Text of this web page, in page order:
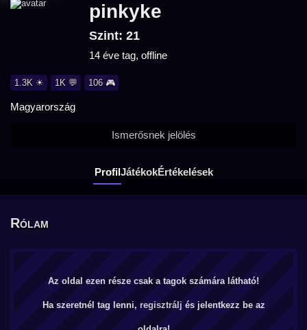
pinkyke
Szint: 21
14 éve tag, offline
1.3K ☀ 1K 💬 106 🎮
Magyarország
ProfilJátékokÉrtékelések
Ismerősnek jelölés
Rólam
Az oldal ezen része csak a tagok számára látható!
Ha szeretnél tag lenni, regisztrálj és jelentkezz be az